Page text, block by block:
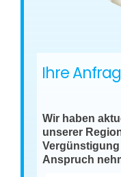
Ihre
Wir haben
unserer
Anspruch